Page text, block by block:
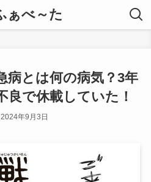
ぁべ～た
病とは何の病気？3年
良で休載していた！
2024年9月3日